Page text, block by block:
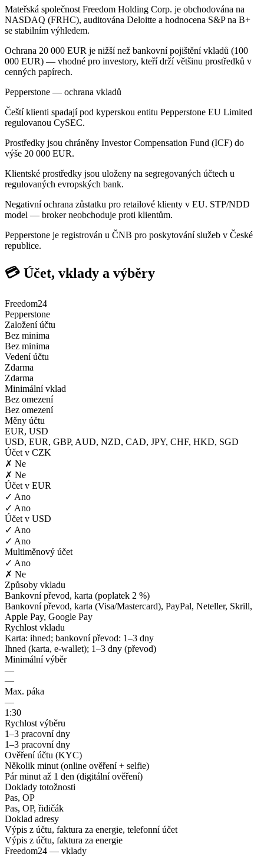
Mateřská společnost Freedom Holding Corp. je obchodována na
NASDAQ (FRHC), auditována Deloitte a hodnocena S&P na B+
se stabilním výhledem.
Ochrana 20 000 EUR je nižší než bankovní pojištění vkladů (100
000 EUR) — vhodné pro investory, kteří drží většinu prostředků v
cenných papírech.
Pepperstone — ochrana vkladů
Čeští klienti spadají pod kyperskou entitu Pepperstone EU Limited
regulovanou CySEC.
Prostředky jsou chráněny Investor Compensation Fund (ICF) do
výše 20 000 EUR.
Klientské prostředky jsou uloženy na segregovaných účtech u
regulovaných evropských bank.
Negativní ochrana zůstatku pro retailové klienty v EU. STP/NDD
model — broker neobchoduje proti klientům.
Pepperstone je registrován u ČNB pro poskytování služeb v České
republice.
💳 Účet, vklady a výběry
Freedom24
Pepperstone
Založení účtu
Bez minima
Bez minima
Vedení účtu
Zdarma
Zdarma
Minimální vklad
Bez omezení
Bez omezení
Měny účtu
EUR, USD
USD, EUR, GBP, AUD, NZD, CAD, JPY, CHF, HKD, SGD
Účet v CZK
✗ Ne
✗ Ne
Účet v EUR
✓ Ano
✓ Ano
Účet v USD
✓ Ano
✓ Ano
Multiměnový účet
✓ Ano
✗ Ne
Způsoby vkladu
Bankovní převod, karta (poplatek 2 %)
Bankovní převod, karta (Visa/Mastercard), PayPal, Neteller, Skrill,
Apple Pay, Google Pay
Rychlost vkladu
Karta: ihned; bankovní převod: 1–3 dny
Ihned (karta, e-wallet); 1–3 dny (převod)
Minimální výběr
—
—
Max. páka
—
1:30
Rychlost výběru
1–3 pracovní dny
1–3 pracovní dny
Ověření účtu (KYC)
Několik minut (online ověření + selfie)
Pár minut až 1 den (digitální ověření)
Doklady totožnosti
Pas, OP
Pas, OP, řidičák
Doklad adresy
Výpis z účtu, faktura za energie, telefonní účet
Výpis z účtu, faktura za energie
Freedom24 — vklady